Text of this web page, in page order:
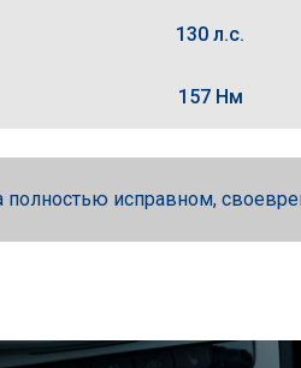
130 л.с.
157 Нм
полностью исправном,